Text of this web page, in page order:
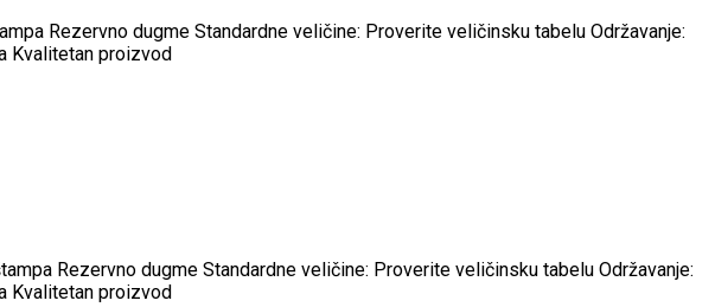
Rezervno dugme Standardne veličine: Proverite veličinsku tabelu Održavanje:
Kvalitetan proizvod
Rezervno dugme Standardne veličine: Proverite veličinsku tabelu Održavanje:
Kvalitetan proizvod